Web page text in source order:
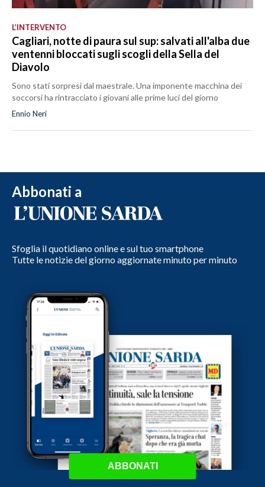
L’INTERVENTO
Cagliari, notte di paura sul sup: salvati all'alba due
ventenni bloccati sugli scogli della Sella del
Diavolo
Sono stati sorpresi dal maestrale. Una imponente macchina dei
soccorsi ha rintracciato i giovani alle prime luci del giorno
Ennio Neri
Abbonati a
Sfoglia il quotidiano online e sul tuo smartphone
Tutte le notizie del giorno aggiornate minuto per minuto
ABBONATI